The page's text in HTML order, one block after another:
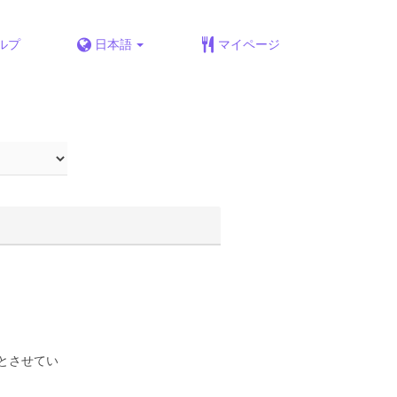
プ 日本語 マイページ
させてい